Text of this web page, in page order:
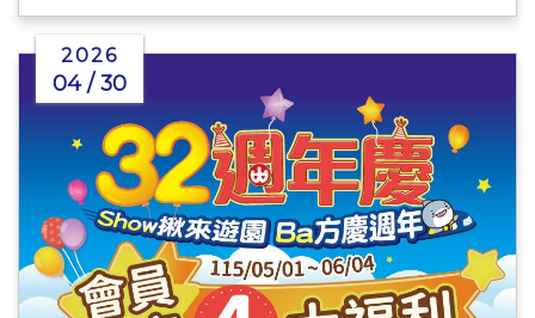
2026
04 / 30